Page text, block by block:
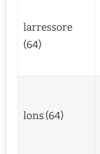
larressore
(64)
lons (64)